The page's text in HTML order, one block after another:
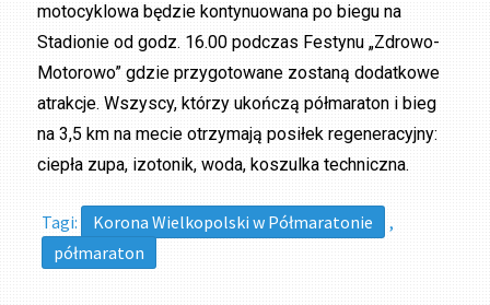
motocyklowa będzie kontynuowana po biegu na
Stadionie od godz. 16.00 podczas Festynu „Zdrowo-
Motorowo” gdzie przygotowane zostaną dodatkowe
atrakcje. Wszyscy, którzy ukończą półmaraton i bieg
na 3,5 km na mecie otrzymają posiłek regeneracyjny:
ciepła zupa, izotonik, woda, koszulka techniczna.
Tagi: Korona Wielkopolski w Półmaratonie
,
półmaraton